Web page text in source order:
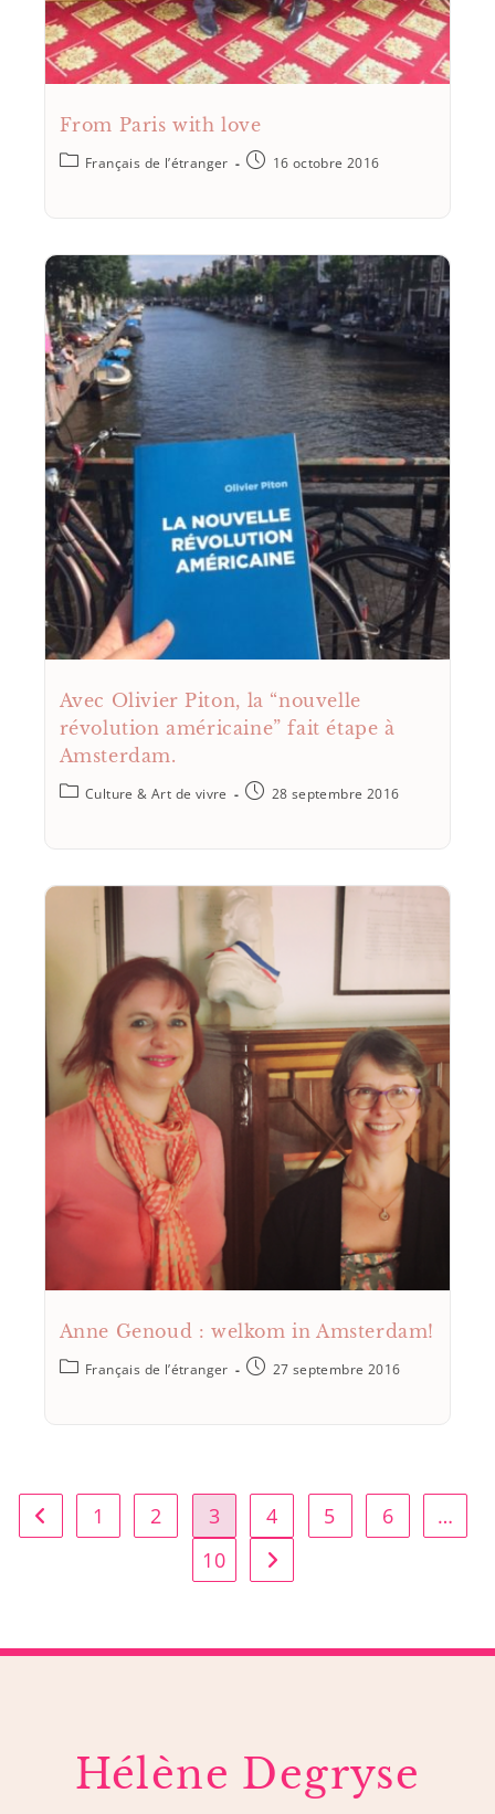
From Paris with love
Français de l’étranger 16 octobre 2016
Avec Olivier Piton, la “nouvelle
révolution américaine” fait étape à
Amsterdam.
Culture & Art de vivre 28 septembre 2016
Anne Genoud : welkom in Amsterdam!
Français de l’étranger 27 septembre 2016
1 2 3 4 5 6
…
10
Hélène Degryse